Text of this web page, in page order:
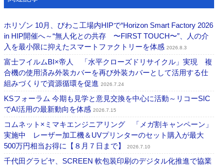
ホリゾン 10月、びわこ工場内HIPで“Horizon Smart Factory 2026
in HIP開催へ～“無人化との共存 〜FIRST TOUCH〜”、人の介
入を最小限に抑えたスマートファクトリーを体感 2026.8.3
富士フイルムBI×帝人 「水平クローズドリサイクル」実現 複
合機の使用済み外装カバーを再び外装カバーとして活用する仕
組みづくりで資源循環を促進 2026.7.24
KSフォーラム 今期も見学と意見交換を中心に活動～リコーSIC
でAI活用の最新動向を体感 2026.7.15
コムネット×ミマキエンジニアリング 「メガ割キャンペーン」
実施中 レーザー加工機＆UVプリンターのセット購入が最大
500万円相当お得に【８月７日まで】
2026.7.10
千代田グラビヤ、SCREEN 軟包装印刷のデジタル化推進で協業